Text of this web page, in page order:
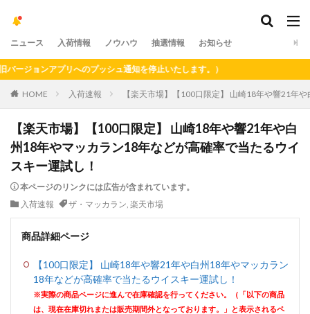
ニュース 入荷情報 ノウハウ 抽選情報 お知らせ
ンアプリへのプッシュ通知を停止いたします。）
HOME 入荷速報 【楽天市場】【100口限定】 山崎18年や響21年
【楽天市場】【100口限定】 山崎18年や響21年や白
州18年やマッカラン18年などが高確率で当たるウイ
スキー運試し！
本ページのリンクには広告が含まれています。
入荷速報
ザ・マッカラン, 楽天市場
商品詳細ページ
【100口限定】 山崎18年や響21年や白州18年やマッカラン
18年などが高確率で当たるウイスキー運試し！
※実際の商品ページに進んで在庫確認を行ってください。（「以下の商品
は、現在在庫切れまたは販売期間外となっております。」と表示されるペ